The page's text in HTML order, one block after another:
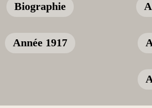
Biographie
Année 1917